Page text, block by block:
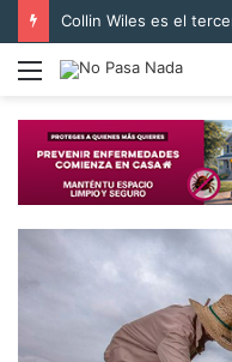
Collin Wiles es el
Menú